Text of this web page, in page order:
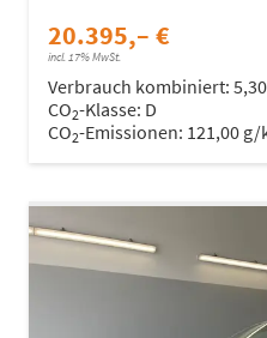
20.395,– €
incl. 17% MwSt.
Verbrauch kombiniert:
CO2-Klasse: D
CO2-Emissionen: 121,00 g/